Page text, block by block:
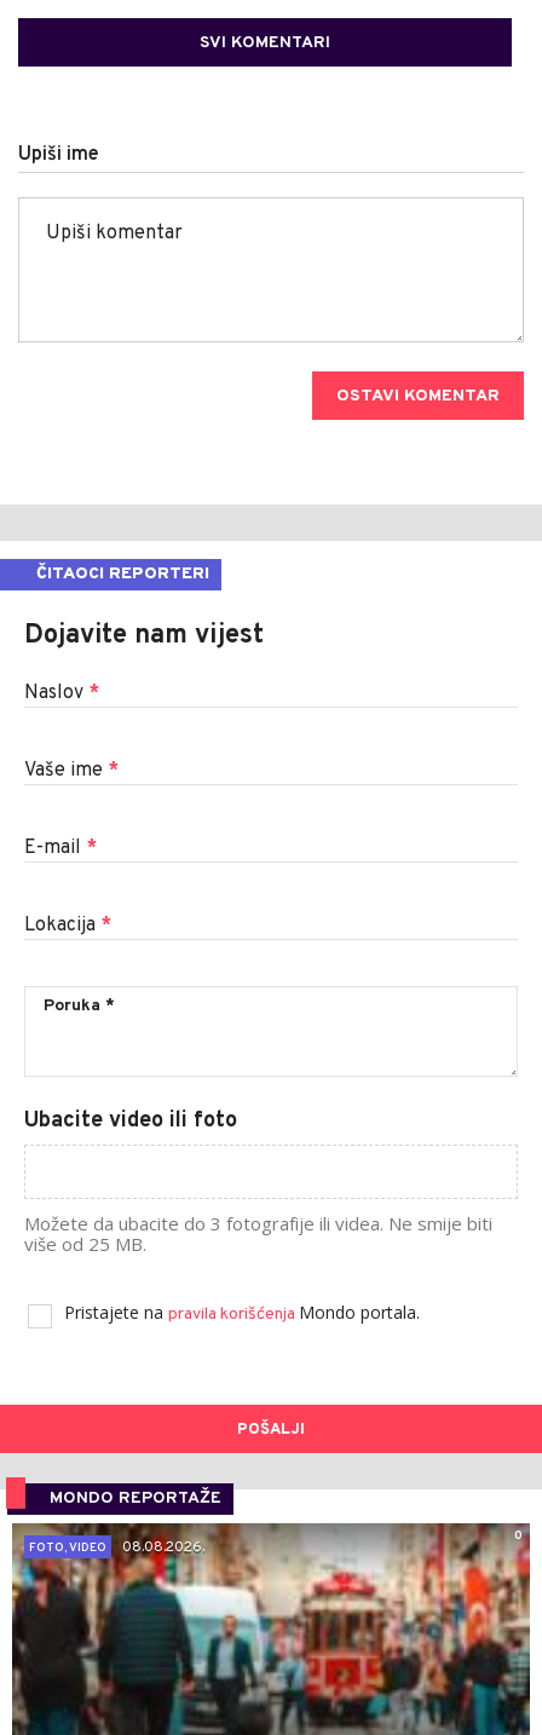
SVI KOMENTARI
Upiši ime
OSTAVI KOMENTAR
ČITAOCI REPORTERI
Dojavite nam vijest
Naslov *
Vaše ime *
E-mail *
Lokacija *
Ubacite video ili foto
Možete da ubacite do 3 fotografije ili videa. Ne smije biti
više od 25 MB.
Pristajete na pravila korišćenja Mondo portala.
POŠALJI
MONDO REPORTAŽE
0
FOTO, VIDEO
08.08.2026.